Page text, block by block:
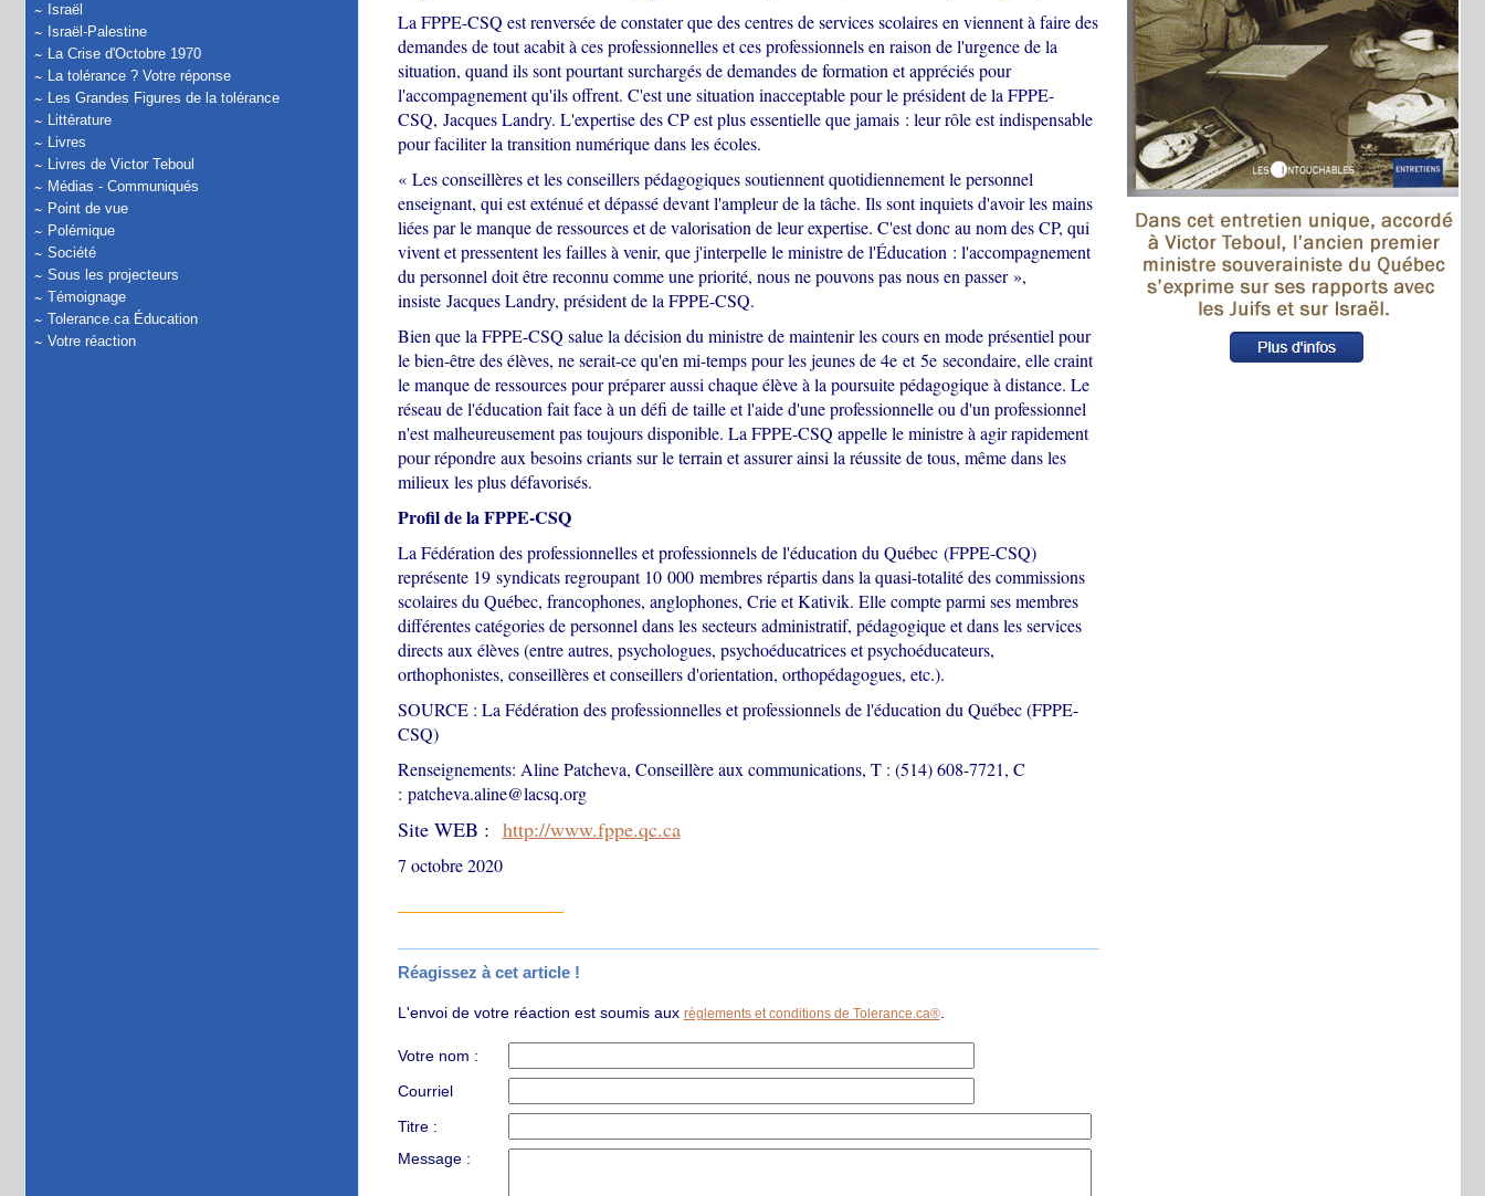
Israël
Israël-Palestine
La Crise d'Octobre 1970
La tolérance ? Votre réponse
Les Grandes Figures de la tolérance
Littérature
Livres
Livres de Victor Teboul
Médias - Communiqués
Point de vue
Polémique
Société
Sous les projecteurs
Témoignage
Tolerance.ca Éducation
Votre réaction
La FPPE-CSQ est renversée de constater que des centres de services scolaires en viennent à faire des
demandes de tout acabit à ces professionnelles et ces professionnels en raison de l'urgence de la
situation, quand ils sont pourtant surchargés de demandes de formation et appréciés pour
l'accompagnement qu'ils offrent. C'est une situation inacceptable pour le président de la FPPE-
CSQ, Jacques Landry. L'expertise des CP est plus essentielle que jamais : leur rôle est indispensable
pour faciliter la transition numérique dans les écoles.
« Les conseillères et les conseillers pédagogiques soutiennent quotidiennement le personnel
enseignant, qui est exténué et dépassé devant l'ampleur de la tâche. Ils sont inquiets d'avoir les mains
liées par le manque de ressources et de valorisation de leur expertise. C'est donc au nom des CP, qui
vivent et pressentent les failles à venir, que j'interpelle le ministre de l'Éducation : l'accompagnement
du personnel doit être reconnu comme une priorité, nous ne pouvons pas nous en passer »,
insiste Jacques Landry, président de la FPPE-CSQ.
Bien que la FPPE-CSQ salue la décision du ministre de maintenir les cours en mode présentiel pour
le bien-être des élèves, ne serait-ce qu'en mi-temps pour les jeunes de 4e et 5e secondaire, elle craint
le manque de ressources pour préparer aussi chaque élève à la poursuite pédagogique à distance. Le
réseau de l'éducation fait face à un défi de taille et l'aide d'une professionnelle ou d'un professionnel
n'est malheureusement pas toujours disponible. La FPPE-CSQ appelle le ministre à agir rapidement
pour répondre aux besoins criants sur le terrain et assurer ainsi la réussite de tous, même dans les
milieux les plus défavorisés.
Profil de la FPPE-CSQ
La Fédération des professionnelles et professionnels de l'éducation du Québec (FPPE-CSQ)
représente 19 syndicats regroupant 10 000 membres répartis dans la quasi-totalité des commissions
scolaires du Québec, francophones, anglophones, Crie et Kativik. Elle compte parmi ses membres
différentes catégories de personnel dans les secteurs administratif, pédagogique et dans les services
directs aux élèves (entre autres, psychologues, psychoéducatrices et psychoéducateurs,
orthophonistes, conseillères et conseillers d'orientation, orthopédagogues, etc.).
SOURCE : La Fédération des professionnelles et professionnels de l'éducation du Québec (FPPE-
CSQ)
Renseignements: Aline Patcheva, Conseillère aux communications, T : (514) 608-7721, C
: patcheva.aline@lacsq.org
Site WEB : http://www.fppe.qc.ca
7 octobre 2020
Réagissez à cet article !
L'envoi de votre réaction est soumis aux règlements et conditions de Tolerance.ca®.
Votre nom :
Courriel
Titre :
Message :